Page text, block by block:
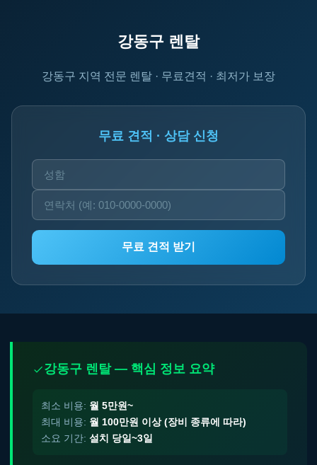
강동구 렌탈
강동구 지역 전문 렌탈 · 무료견적 · 최저가 보장
무료 견적 · 상담 신청
무료 견적 받기
강동구 렌탈 — 핵심 정보 요약
최소 비용: 월 5만원~
최대 비용: 월 100만원 이상 (장비 종류에 따라)
소요 기간: 설치 당일~3일